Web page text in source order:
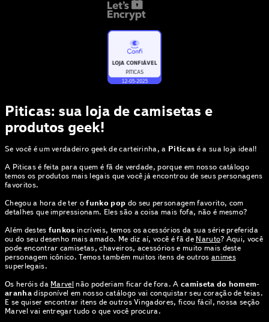
Piticas: sua loja de camisetas e
produtos geek!
Se você é um verdadeiro geek de carteirinha, a Piticas é a sua loja ideal!
A Piticas é feita para quem é fã de verdade, porque em nosso catálogo
temos os produtos mais legais que você já encontrou de seus personagens
favoritos.
Chegou a hora de ter ofunko pop do seu personagem favorito, com
detalhes que impressionam. Eles são a coisa mais fofa, não é mesmo?
Além destes funkos incríveis, temos os acessórios da sua série preferida
ou do seu desenho mais amado. Me diz aí, você é fã de Naruto? Aqui, você
pode encontrar camisetas, chaveiros, acessórios e muito mais deste
personagem icônico. Temos também muitos itens de outros animes
superlegais.
Os heróis da Marvel não poderiam ficar de fora. Acamiseta do homem-
aranhadisponível em nosso catálogo vai conquistar seu coração de teias.
E se quiser encontrar itens de outros Vingadores, ficou fácil, nossa seção
Marvel vai entregar tudo o que você procura.